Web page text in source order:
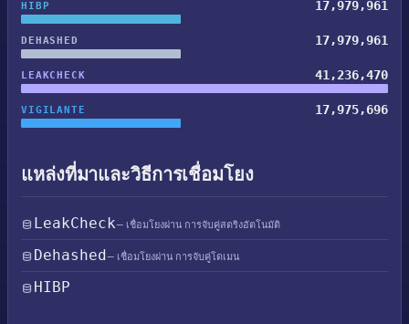
HIBP 17,979,961
DEHASHED 17,979,961
LEAKCHECK 41,236,470
VIGILANTE 17,975,696
แหล่งที่มาและวิธีการเชื่อมโยง
LeakCheck— เชื่อมโยงผ่าน การจับคู่สตริงอัตโนมัติ
Dehashed— เชื่อมโยงผ่าน การจับคู่โดเมน
HIBP